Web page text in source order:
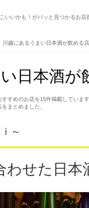
いいかも！がパッと見つかるお店
川越にあるうまい日本酒が飲める
日本酒が
すすめのお店を15件掲載してい
まとめました。
～
わせた日本